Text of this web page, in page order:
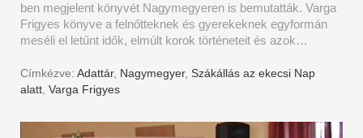
ben megjelent könyvét Nagymegyeren is bemutatták. Varga
Frigyes könyve a felnőtteknek és gyerekeknek egyformán
meséli el letűnt idők, elmúlt korok történeteit és azok…
Címkézve: Adattár, Nagymegyer, Szákállás az ekecsi Nap
alatt, Varga Frigyes